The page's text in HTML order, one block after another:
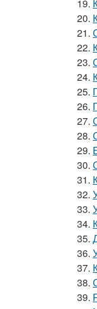
19.
20.
21.
22.
23.
24.
25.
26.
27.
28.
29.
30.
31.
32.
33.
34.
35.
36.
37.
38.
39.